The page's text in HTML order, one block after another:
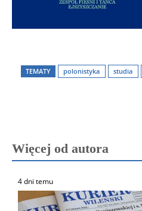
TEMATY polonistyka studia
Więcej od autora
4 dni temu